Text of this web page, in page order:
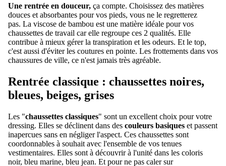
Une rentrée en douceur, ça compte. Choisissez des matières
douces et absorbantes pour vos pieds, vous ne le regretterez
pas. La viscose de bambou est une matière idéale pour vos
chaussettes de travail car elle regroupe ces 2 qualités. Elle
contribue à mieux gérer la transpiration et les odeurs. Et le top,
c'est aussi d'éviter les coutures en pointe. Les frottements dans vos
chaussures de ville, ce n'est jamais très agréable.
Rentrée classique : chaussettes noires,
bleues, beiges, grises
Les "chaussettes classiques" sont un excellent choix pour votre
dressing. Elles se déclinent dans des couleurs basiques et passent
inapercues sans en négliger l'aspect. Ces chaussettes sont
coordonnables à souhait avec l'ensemble de vos tenues
vestimentaires. Elles sont à découvrir à l'unité dans les coloris
noir, bleu marine, bleu jean. Et pour ne pas caler sur